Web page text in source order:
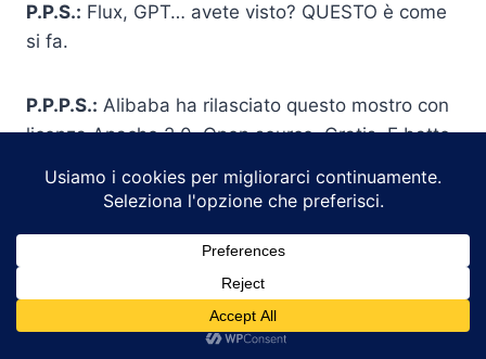
P.P.S.: Flux, GPT… avete visto? QUESTO è come
si fa.
P.P.P.S.: Alibaba ha rilasciato questo mostro con
licenza Apache 2.0. Open source. Gratis. E batte
divertimento, per strappare un sorriso e prendere
in giro un po’ questa tecnologia che può
veramente essere utile in tantissimi campi… non
sta a me descrivere le implicazioni di tutto ciò
Italian